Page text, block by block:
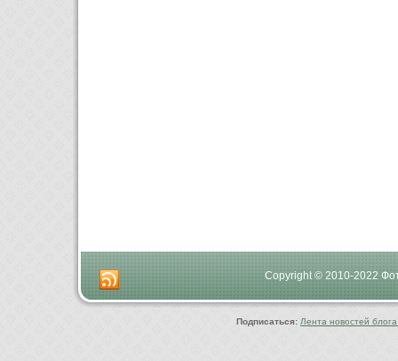
Copyright © 2010-2022
Подписаться: Лента новостей